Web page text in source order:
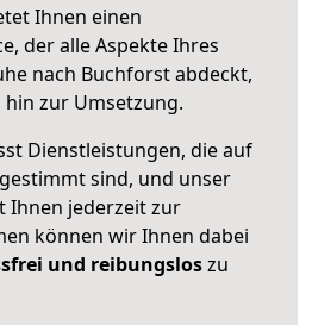
Ihnen einen
der alle Aspekte Ihres
nach Buchforst abdeckt,
zur Umsetzung.
Dienstleistungen, die auf
sind, und unser
Ihnen jederzeit zur
können wir Ihnen dabei
und reibungsloszu